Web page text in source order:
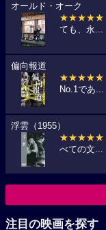
オールド・オーク
★★★★★
ても、永...
偏向報道
★★★★★
No.1であ...
浮雲（1955）
★★★★★
べての文...
注目の映画を探す